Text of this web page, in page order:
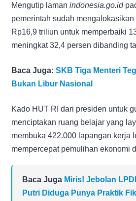
Mengutip laman indonesia.go.id
pemerintah sudah
Rp16,9 triliun untuk memperbaiki
meningkat 32,4 persen dibanding
Baca Juga: SKB Tiga Menteri
Bukan Libur Nasional
Kado HUT RI dari presiden untuk
menciptakan ruang belajar yang
membuka 422.000 lapangan kerja
mempercepat pemulihan ekonomi
Baca Juga Miris! Jebolan
Putri Diduga Punya Praktik